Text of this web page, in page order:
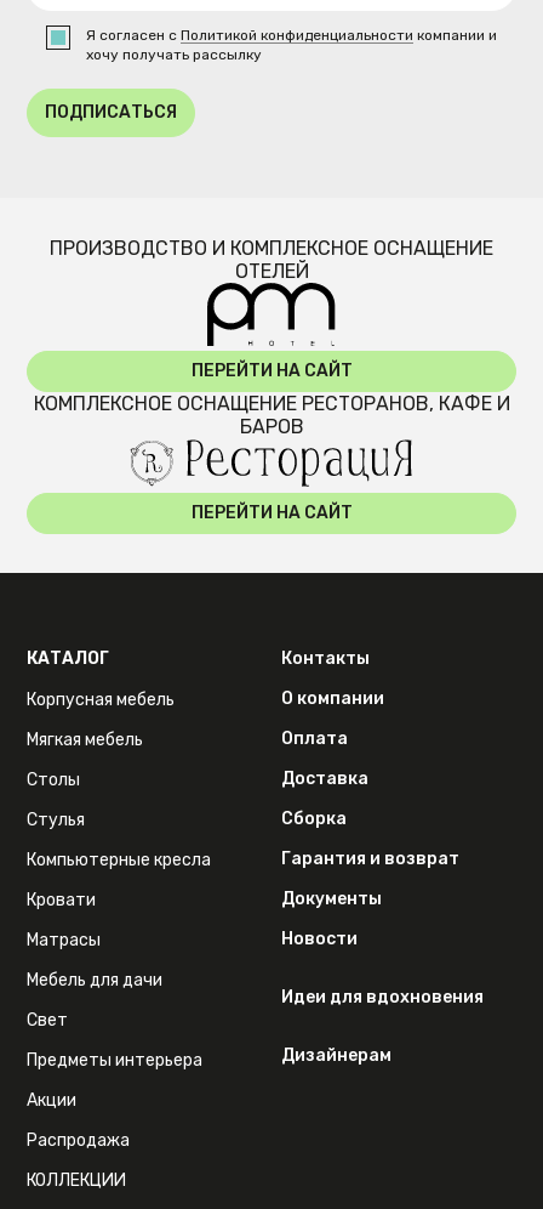
Я согласен сПолитикой конфиденциальности компании и
хочу получать рассылку
ПОДПИСАТЬСЯ
ПРОИЗВОДСТВО И КОМПЛЕКСНОЕ ОСНАЩЕНИЕ
ОТЕЛЕЙ
ПЕРЕЙТИ НА САЙТ
КОМПЛЕКСНОЕ ОСНАЩЕНИЕ РЕСТОРАНОВ, КАФЕ И
БАРОВ
ПЕРЕЙТИ НА САЙТ
КАТАЛОГ
Корпусная мебель
Мягкая мебель
Столы
Стулья
Компьютерные кресла
Кровати
Матрасы
Мебель для дачи
Свет
Предметы интерьера
Акции
Распродажа
КОЛЛЕКЦИИ
Контакты
О компании
Оплата
Доставка
Сборка
Гарантия и возврат
Документы
Новости
Идеи для вдохновения
Дизайнерам